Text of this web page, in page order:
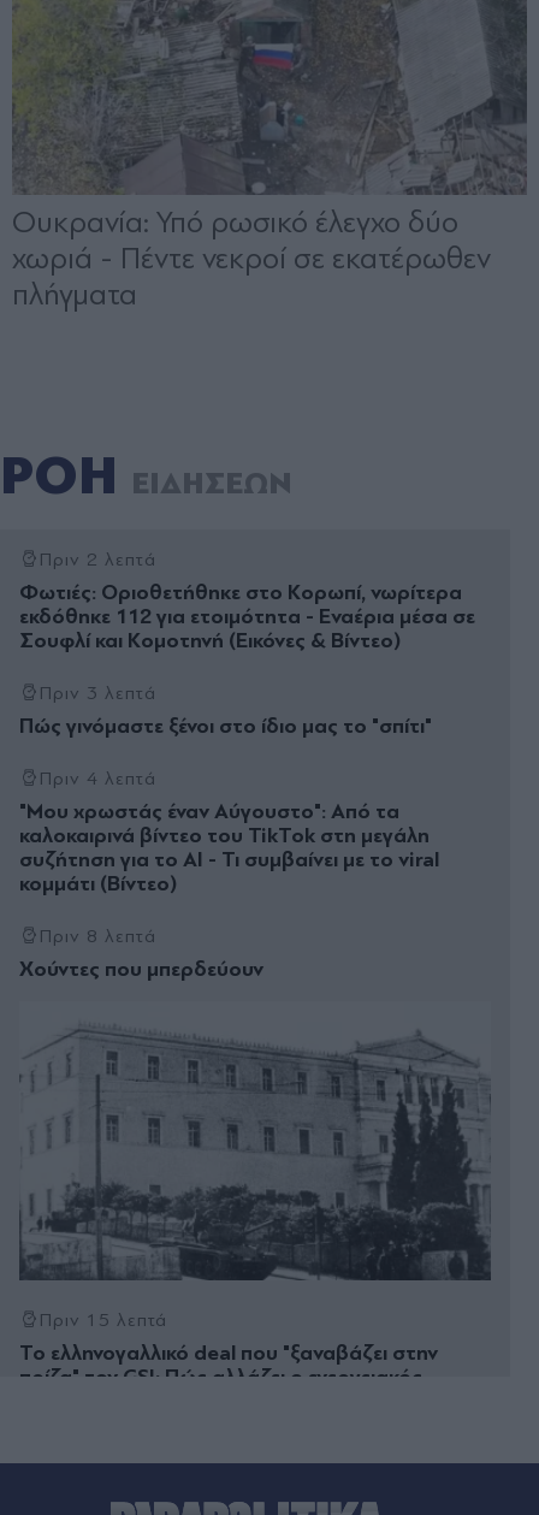
ΡΟΗ ΕΙΔΗΣΕΩΝ
Πριν 2 λεπτά
Φωτιές: Οριοθετήθηκε στο Κορωπί, νωρίτερα
εκδόθηκε 112 για ετοιμότητα - Εναέρια μέσα σε
Σουφλί και Κομοτηνή (Εικόνες & Βίντεο)
Πριν 3 λεπτά
Πώς γινόµαστε ξένοι στο ίδιο µας το "σπίτι"
Πριν 4 λεπτά
"Μου χρωστάς έναν Αύγουστο": Από τα
καλοκαιρινά βίντεο του TikTok στη μεγάλη
συζήτηση για το AI - Τι συμβαίνει με το viral
κομμάτι (Βίντεο)
Πριν 8 λεπτά
Χούντες που µπερδεύουν
Πριν 15 λεπτά
Το ελληνογαλλικό deal που "ξαναβάζει στην
πρίζα" τον GSI: Πώς αλλάζει ο ενεργειακός